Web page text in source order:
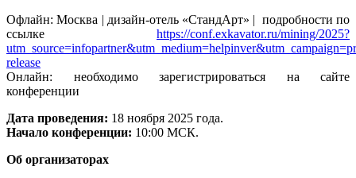
Офлайн: Москва | дизайн-отель «СтандАрт» | подробности по
ссылке https://conf.exkavator.ru/mining/2025?
release
Онлайн: необходимо зарегистрироваться на сайте
конференции
Дата проведения: 18 ноября 2025 года.
Начало конференции: 10:00 МСК.
Об организаторах